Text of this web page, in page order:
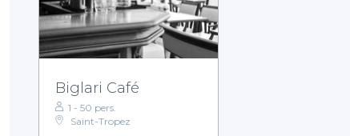
Biglari Café
1 - 50 pers.
Saint-Tropez